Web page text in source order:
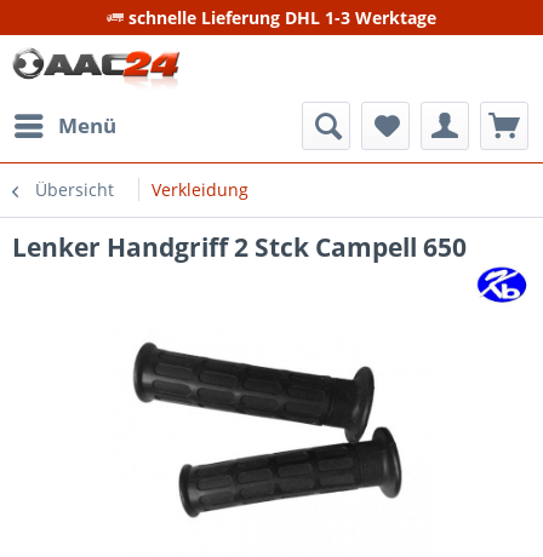
schnelle Lieferung DHL 1-3 Werktage
Menü
Übersicht Verkleidung
Lenker Handgriff 2 Stck Campell 650